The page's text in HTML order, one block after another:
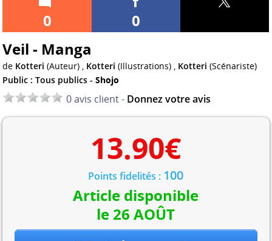
0
0
Veil - Manga
de Kotteri (Auteur) , Kotteri (Illustrations) , Kotteri (Scénariste)
Public : Tous publics -Shojo
0 avis client - Donnez votre avis
13.90€
Points fidelités : 100
Article disponible
le 26 AOÛT